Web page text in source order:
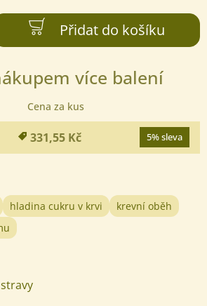
Přidat do košíku
více balení
Cena za kus
331,55 Kč 5% sleva
hladina cukru v krvi
krevní oběh